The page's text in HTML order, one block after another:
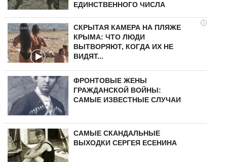
ЕДИНСТВЕННОГО ЧИСЛА
i
СКРЫТАЯ КАМЕРА НА ПЛЯЖЕ
КРЫМА: ЧТО ЛЮДИ
ВЫТВОРЯЮТ, КОГДА ИХ НЕ
ВИДЯТ...
ФРОНТОВЫЕ ЖЕНЫ
ГРАЖДАНСКОЙ ВОЙНЫ:
САМЫЕ ИЗВЕСТНЫЕ СЛУЧАИ
САМЫЕ СКАНДАЛЬНЫЕ
ВЫХОДКИ СЕРГЕЯ ЕСЕНИНА